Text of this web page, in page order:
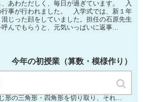
あわただしく、毎日が過ぎています。 入
行事が行われました。 入学式では、新１年
じった顔をしていました。担任の石原先生
んでもらうと、元気いっぱいに返事...
今年の初授業（算数・模様作り）
どもたちは、お休みの子もいましたが、み
た。久しぶりの教室で、子どもたちは冬休
していました。初日の学習は、算数「三角
形の三角形・四角形を切り取り、それ...